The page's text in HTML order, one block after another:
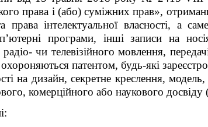
права і (або) суміжних прав»,
інтелектуальної власності, а
програми, інші записи на
чи телевізійного мовлення,
охороняються патентом, будь-які
на дизайн, секретне креслення,
комерційного або наукового досвіду